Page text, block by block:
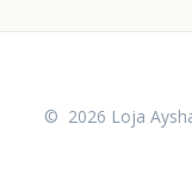
© 2026 Loja